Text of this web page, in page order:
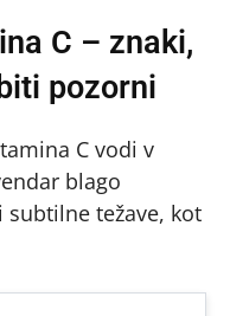
C – znaki,
pozorni
C vodi v
blago
težave, kot